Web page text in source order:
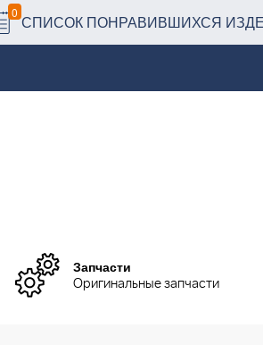
0 СПИСОК ПОНРАВИВШИХСЯ
Запчасти
Оригинальные запчасти